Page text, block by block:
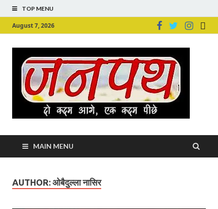
TOP MENU
August 7, 2026
MAIN MENU
AUTHOR: ओबैदुल्ला नासिर